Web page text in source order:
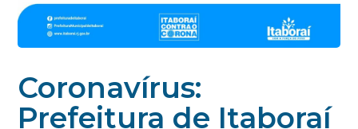
Coronavírus:
Prefeitura de Itaboraí